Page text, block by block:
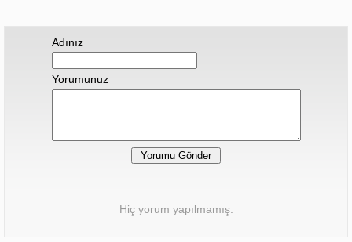
Adınız
Yorumunuz
Hiç yorum yapılmamış.